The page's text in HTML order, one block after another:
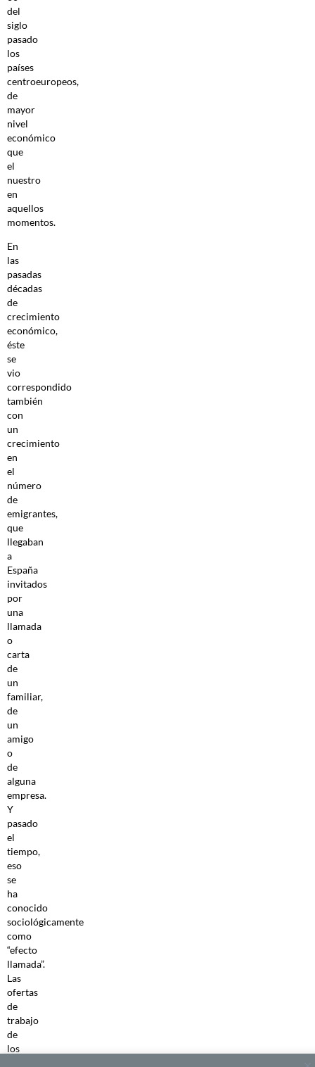
del
siglo
pasado
los
países
centroeuropeos,
de
mayor
nivel
económico
que
el
nuestro
en
aquellos
momentos.
En
las
pasadas
décadas
de
crecimiento
económico,
éste
se
vio
correspondido
también
con
un
crecimiento
en
el
número
de
emigrantes,
que
llegaban
a
España
invitados
por
una
llamada
o
carta
de
un
familiar,
de
un
amigo
o
de
alguna
empresa.
Y
pasado
el
tiempo,
eso
se
ha
conocido
sociológicamente
como
“efecto
llamada”.
Las
ofertas
de
trabajo
de
los